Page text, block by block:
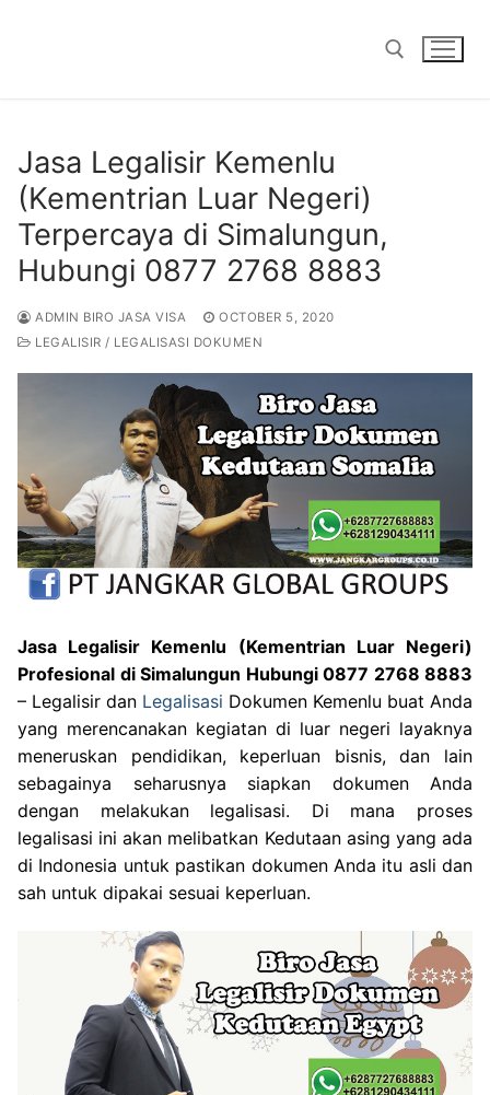
Jasa Legalisir Kemenlu
(Kementrian Luar Negeri)
Terpercaya di Simalungun,
Hubungi 0877 2768 8883
ADMIN BIRO JASA VISA
OCTOBER 5, 2020
LEGALISIR / LEGALISASI DOKUMEN
Jasa Legalisir Kemenlu (Kementrian Luar Negeri)
Profesional di Simalungun Hubungi 0877 2768 8883
– Legalisir dan Legalisasi Dokumen Kemenlu buat Anda
yang merencanakan kegiatan di luar negeri layaknya
meneruskan pendidikan, keperluan bisnis, dan lain
sebagainya seharusnya siapkan dokumen Anda
dengan melakukan legalisasi. Di mana proses
legalisasi ini akan melibatkan Kedutaan asing yang ada
di Indonesia untuk pastikan dokumen Anda itu asli dan
sah untuk dipakai sesuai keperluan.